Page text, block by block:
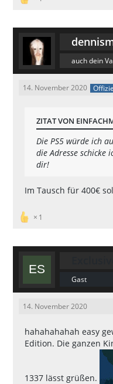
auch dein
14. November 2020
ZITAT VON
Die PS5 würde ich
die Adresse schicke
dir!
Im Tausch für 400€
1
Gast
14. November 2020
hahahahahah easy
Edition. Die ganzen
1337 lässt grüßen.